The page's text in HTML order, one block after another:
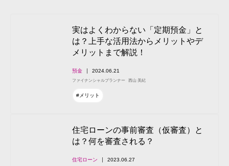
実はよくわからない「定期預金」と
は？上手な活用法からメリットやデ
メリットまで解説！
預金 2024.06.21
ファイナンシャルプランナー 西山 美紀
#メリット
住宅ローンの事前審査（仮審査）と
は？何を審査される？
住宅ローン 2023.06.27